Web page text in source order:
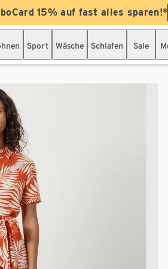
15% auf fast alles sparen!*
Sport Wäsche Schlafen Sale